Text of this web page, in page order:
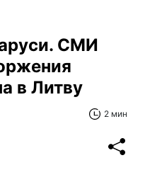
СМИ
в Литву
2 мин